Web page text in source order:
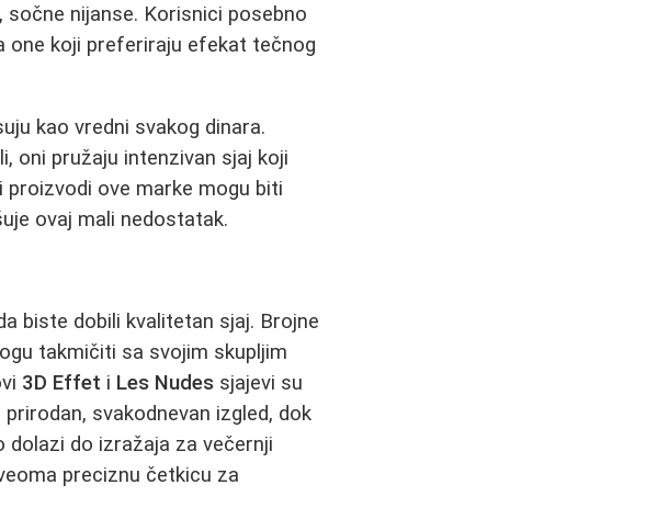
nijanse. Korisnici posebno
one koji preferiraju efekat tečnog
kao vredni svakog dinara.
oni pružaju intenzivan sjaj koji
ove marke mogu biti
ovaj mali nedostatak.
biste dobili kvalitetan sjaj. Brojne
takmičiti sa svojim skupljim
3D Effet i Les Nudes sjajevi su
svakodnevan izgled, dok
do izražaja za večernji
preciznu četkicu za